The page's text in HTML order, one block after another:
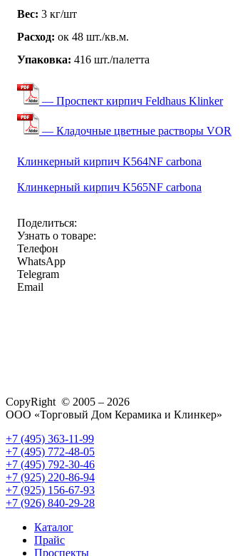
Вес: 3 кг/шт
Расход: ок 48 шт./кв.м.
Упаковка: 416 шт./палетта
— Проспект кирпич Feldhaus Klinker
— Кладочные цветные растворы VOR
Клинкерный кирпич K564NF carbona
Клинкерный кирпич K565NF carbona
Поделиться:
Узнать о товаре:
Телефон
WhatsApp
Telegram
Email
CopyRight © 2005 – 2026
ООО «Торговый Дом Керамика и Клинкер»
+7 (495) 363-11-99
+7 (495) 772-48-05
+7 (495) 792-30-46
+7 (925) 220-86-94
+7 (925) 156-67-93
+7 (926) 840-29-28
Каталог
Прайс
Проспекты